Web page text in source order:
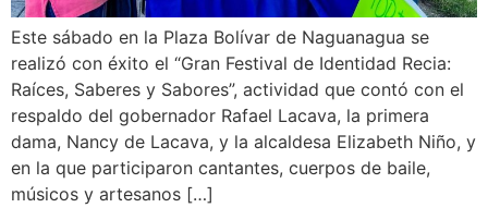
Este sábado en la Plaza Bolívar de Naguanagua se
realizó con éxito el “Gran Festival de Identidad Recia:
Raíces, Saberes y Sabores”, actividad que contó con el
respaldo del gobernador Rafael Lacava, la primera
dama, Nancy de Lacava, y la alcaldesa Elizabeth Niño, y
en la que participaron cantantes, cuerpos de baile,
músicos y artesanos […]